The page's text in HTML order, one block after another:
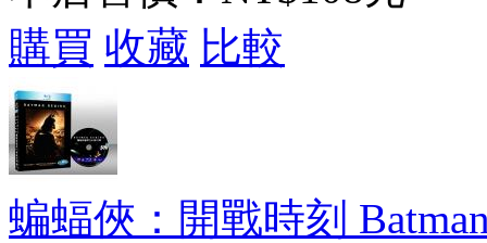
購買 收藏 比較
蝙蝠俠：開戰時刻